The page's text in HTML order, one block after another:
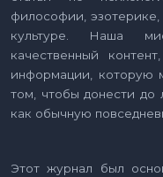
философии,
культуре. Наша
качественный
информации, которую
том, чтобы донести до
как обычную
Этот журнал был